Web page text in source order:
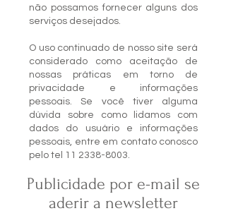
não possamos fornecer alguns dos
serviços desejados.
O uso continuado de nosso site será
considerado como aceitação de
nossas práticas em torno de
privacidade e informações
pessoais. Se você tiver alguma
dúvida sobre como lidamos com
dados do usuário e informações
pessoais, entre em contato conosco
pelo tel
11 2338-8003.
Publicidade por e-mail se
aderir a newsletter